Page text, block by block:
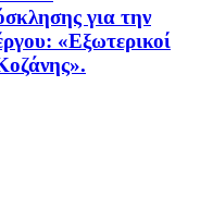
για την
«Εξωτερικοί